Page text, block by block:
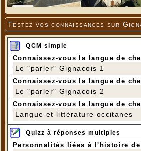
Testez vos connaissances sur
QCM simple
Connaissez-vous la langue de
Le "parler" Gignacois 1
Connaissez-vous la langue de
Le "parler" Gignacois 2
Connaissez-vous la langue de
Langue et littérature occitanes
Quizz à réponses multiples
Personnalités liées à l'histoire de